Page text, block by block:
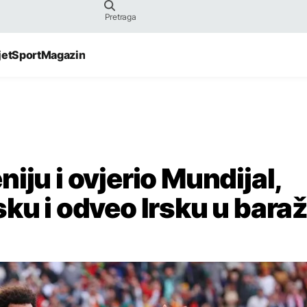
SportMagazin
i ovjerio Mundijal,
i odveo Irsku u baraž